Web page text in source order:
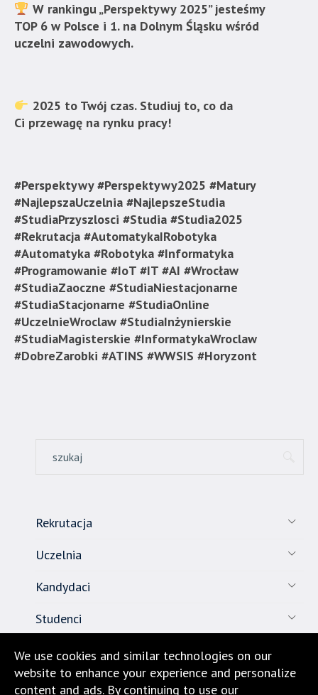
treści,
które
pod
została
wyposażona
dedykowane
skróty
klawiaturowe,
zatem
nawigacja
obsługiwana
jest
W rankingu „Perspektywy 2025” jesteśmy
TOP 6 w Polsce i 1. na Dolnym Śląsku wśród
uczelni zawodowych.
2025 to Twój czas. Studiuj to, co da
Ci przewagę na rynku pracy!
#Perspektywy #Perspektywy2025 #Matury
#NajlepszaUczelnia #NajlepszeStudia
#StudiaPrzyszlosci #Studia #Studia2025
#Rekrutacja #AutomatykaIRobotyka
#Automatyka #Robotyka #Informatyka
#Programowanie #IoT #IT #AI #Wrocław
#StudiaZaoczne #StudiaNiestacjonarne
#StudiaStacjonarne #StudiaOnline
#UczelnieWroclaw #StudiaInżynierskie
#StudiaMagisterskie #InformatykaWroclaw
#DobreZarobki #ATINS #WWSIS #Horyzont
Rekrutacja
Uczelnia
Kandydaci
Studenci
Pracownicy
Nauka
We use cookies and similar technologies on our
website to enhance your experience and personalize
content and ads. By continuing to use our